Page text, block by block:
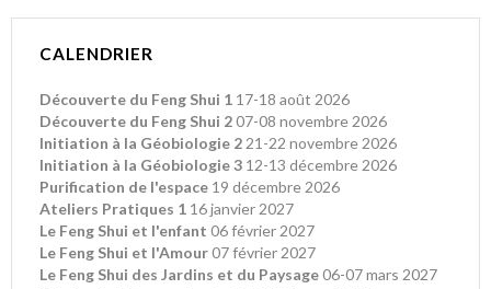
CALENDRIER
Découverte du Feng Shui 1 17-18 août 2026
Découverte du Feng Shui 207-08 novembre 2026
Initiation à la Géobiologie 2 21-22 novembre 2026
Initiation à la Géobiologie 3 12-13 décembre 2026
Purification de l'espace 19 décembre 2026
Ateliers Pratiques 1 16 janvier 2027
Le Feng Shui et l'enfant 06 février 2027
Le Feng Shui et l'Amour07 février 2027
Le Feng Shui des Jardins et du Paysage06-07 mars 2027